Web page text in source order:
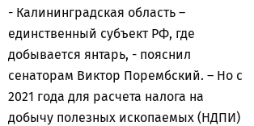
- Калининградская область –
единственный субъект РФ, где
добывается янтарь, - пояснил
сенаторам Виктор Порембский. – Но с
2021 года для расчета налога на
добычу полезных ископаемых (НДПИ)